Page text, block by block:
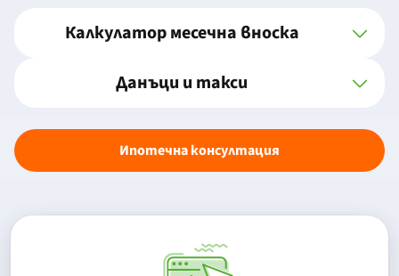
Калкулатор месечна вноска
Данъци и такси
Ипотечна консултация